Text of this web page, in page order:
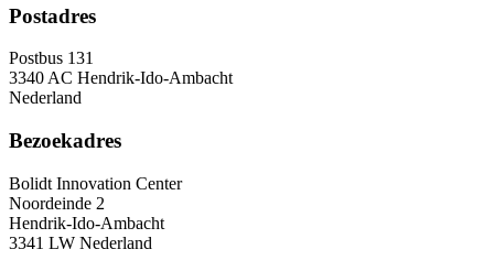
Postadres
Postbus 131
3340 AC Hendrik-Ido-Ambacht
Nederland
Bezoekadres
Bolidt Innovation Center
Noordeinde 2
Hendrik-Ido-Ambacht
3341 LW Nederland